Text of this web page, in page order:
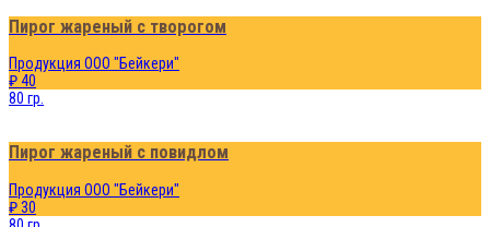
Пирог жареный с творогом
Продукция ООО "Бейкери"
₽ 40
80 гр.
Пирог жареный с повидлом
Продукция ООО "Бейкери"
₽ 30